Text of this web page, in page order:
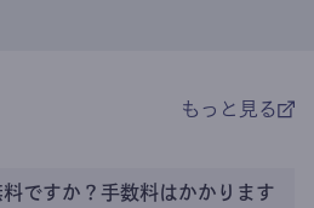
もっと見る
ですか？手数料はかかります